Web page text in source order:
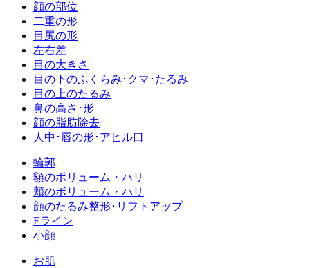
顔の部位
二重の形
目尻の形
左右差
目の大きさ
目の下のふくらみ･クマ･たるみ
目の上のたるみ
鼻の高さ･形
顔の脂肪除去
人中･唇の形･アヒル口
輪郭
額のボリューム・ハリ
頬のボリューム・ハリ
顔のたるみ整形･リフトアップ
Eライン
小顔
お肌